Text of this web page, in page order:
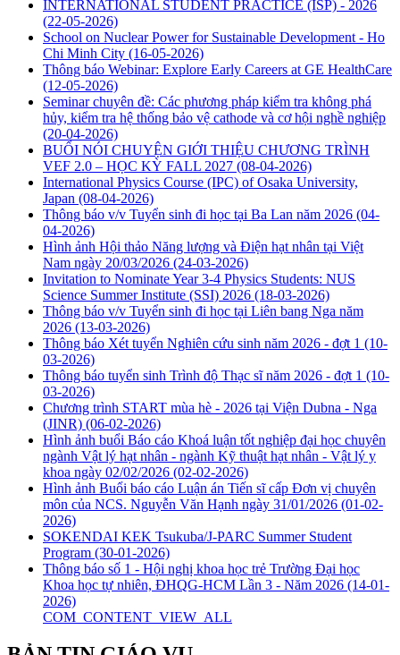
INTERNATIONAL STUDENT PRACTICE (ISP) - 2026
(22-05-2026)
School on Nuclear Power for Sustainable Development - Ho
Chi Minh City (16-05-2026)
Thông báo Webinar: Explore Early Careers at GE HealthCare
(12-05-2026)
Seminar chuyên đề: Các phương pháp kiểm tra không phá
hủy, kiểm tra hệ thống bảo vệ cathode và cơ hội nghề nghiệp
(20-04-2026)
BUỔI NÓI CHUYỆN GIỚI THIỆU CHƯƠNG TRÌNH
VEF 2.0 – HỌC KỲ FALL 2027 (08-04-2026)
International Physics Course (IPC) of Osaka University,
Japan (08-04-2026)
Thông báo v/v Tuyển sinh đi học tại Ba Lan năm 2026 (04-
04-2026)
Hình ảnh Hội thảo Năng lượng và Điện hạt nhân tại Việt
Nam ngày 20/03/2026 (24-03-2026)
Invitation to Nominate Year 3-4 Physics Students: NUS
Science Summer Institute (SSI) 2026 (18-03-2026)
Thông báo v/v Tuyển sinh đi học tại Liên bang Nga năm
2026 (13-03-2026)
Thông báo Xét tuyển Nghiên cứu sinh năm 2026 - đợt 1 (10-
03-2026)
Thông báo tuyển sinh Trình độ Thạc sĩ năm 2026 - đợt 1 (10-
03-2026)
Chương trình START mùa hè - 2026 tại Viện Dubna - Nga
(JINR) (06-02-2026)
Hình ảnh buổi Báo cáo Khoá luận tốt nghiệp đại học chuyên
ngành Vật lý hạt nhân - ngành Kỹ thuật hạt nhân - Vật lý y
khoa ngày 02/02/2026 (02-02-2026)
Hình ảnh Buổi báo cáo Luận án Tiến sĩ cấp Đơn vị chuyên
môn của NCS. Nguyễn Văn Hạnh ngày 31/01/2026 (01-02-
2026)
SOKENDAI KEK Tsukuba/J-PARC Summer Student
Program (30-01-2026)
Thông báo số 1 - Hội nghị khoa học trẻ Trường Đại học
Khoa học tự nhiên, ĐHQG-HCM Lần 3 - Năm 2026 (14-01-
2026)
COM_CONTENT_VIEW_ALL